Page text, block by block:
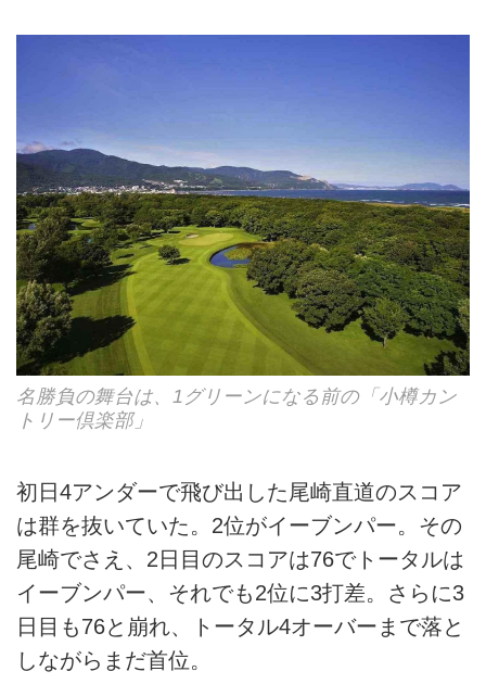
名勝負の舞台は、1グリーンになる前の「小樽カン
トリー倶楽部」
初日4アンダーで飛び出した尾崎直道のスコア
は群を抜いていた。2位がイーブンパー。その
尾崎でさえ、2日目のスコアは76でトータルは
イーブンパー、それでも2位に3打差。さらに3
日目も76と崩れ、トータル4オーバーまで落と
しながらまだ首位。